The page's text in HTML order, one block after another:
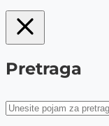
Pretraga